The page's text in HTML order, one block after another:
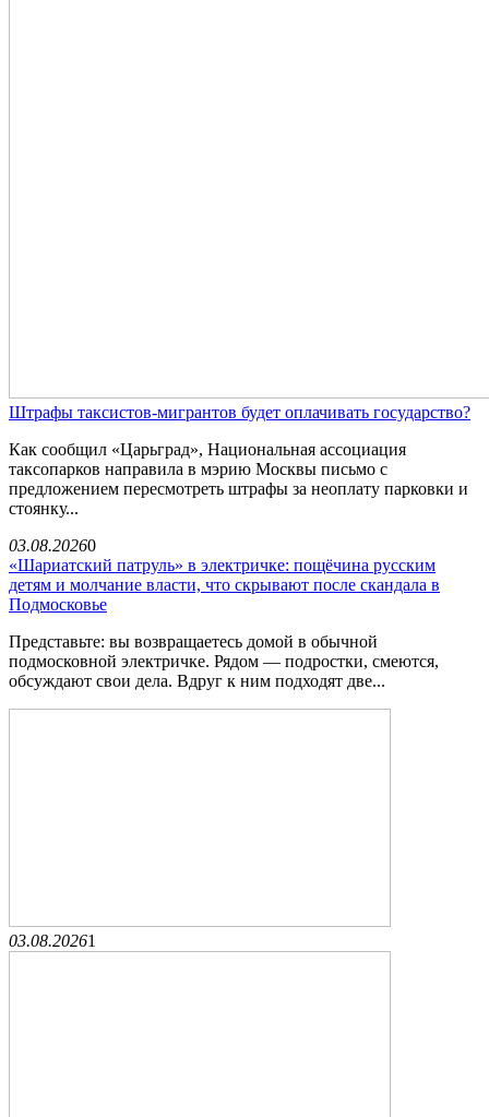
Штрафы таксистов-мигрантов будет оплачивать государство?
Как сообщил «Царьград», Национальная ассоциация
таксопарков направила в мэрию Москвы письмо с
предложением пересмотреть штрафы за неоплату парковки и
стоянку...
03.08.20260
«Шариатский патруль» в электричке: пощёчина русским
детям и молчание власти, что скрывают после скандала в
Подмосковье
Представьте: вы возвращаетесь домой в обычной
подмосковной электричке. Рядом — подростки, смеются,
обсуждают свои дела. Вдруг к ним подходят две...
03.08.20261